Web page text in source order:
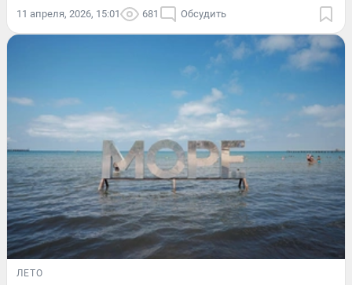
11 апреля, 2026, 15:01 681 Обсудить
ЛЕТО